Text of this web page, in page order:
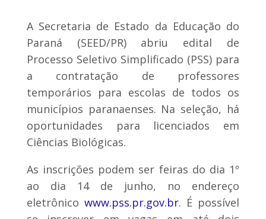
A Secretaria de Estado da Educação do
Paraná (SEED/PR) abriu edital de
Processo Seletivo Simplificado (PSS) para
a contratação de professores
temporários para escolas de todos os
municípios paranaenses. Na seleção, há
oportunidades para licenciados em
Ciências Biológicas.
As inscrições podem ser feiras do dia 1º
ao dia 14 de junho, no endereço
eletrônico www.pss.pr.gov.br. É possível